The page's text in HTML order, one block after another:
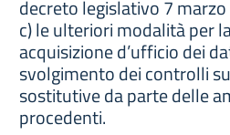
decreto legislativo 7
c) le ulteriori modalità per
acquisizione d’ufficio dei
svolgimento dei controlli
sostitutive da parte delle
procedenti.